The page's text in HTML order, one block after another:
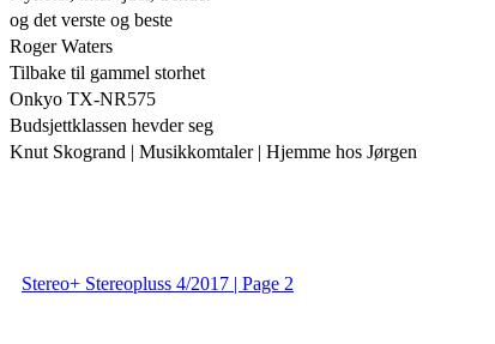
og det verste og beste
Roger Waters
Tilbake til gammel storhet
Onkyo TX-NR575
Budsjettklassen hevder seg
Knut Skogrand | Musikkomtaler | Hjemme hos Jørgen
Stereo+ Stereopluss 4/2017 | Page 2